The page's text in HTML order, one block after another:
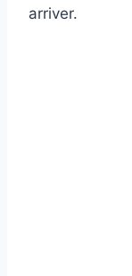
arriver.